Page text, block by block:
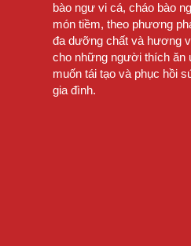
bào ngư vi cá, cháo bào
món tiềm, theo phương
đa dưỡng chất và hương
cho những người thích ăn
muốn tái tạo và phục hồi
gia đình.